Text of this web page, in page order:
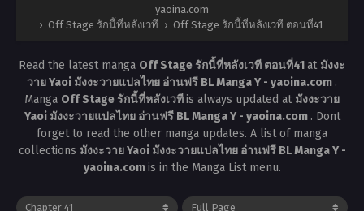
yaoina.com
› Off Stage รักนี้ที่หลังเวที › Off Stage รักนี้ที่หลังเวที ตอนที่41
Read the latest manga Off Stage รักนี้ที่หลังเวที ตอนที่41at มังงะ
วาย Yaoi มังงะวายแปลไทย อ่านฟรี BL Manga Y - yaoina.com .
Manga Off Stage รักนี้ที่หลังเวทีis always updated at มังงะวาย
Yaoi มังงะวายแปลไทย อ่านฟรี BL Manga Y - yaoina.com . Dont
forget to read the other manga updates. A list of manga
collections มังงะวาย Yaoi มังงะวายแปลไทย อ่านฟรี BL Manga Y -
yaoina.comis in the Manga List menu.